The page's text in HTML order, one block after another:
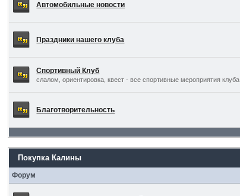
Автомобильные новости
Праздники нашего клуба
Спортивный Клуб
слалом, ориентировка, квест - все спортивные мероприятия клуба
Благотворительность
Покупка Калины
Форум